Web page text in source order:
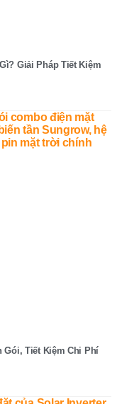
Giải Pháp Tiết Kiệm
Gói, Tiết Kiệm Chi Phí